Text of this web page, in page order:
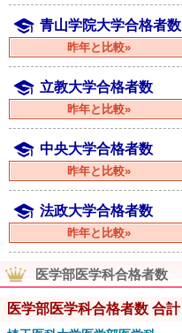
青山学院大学合格者数
昨年と比較»
立教大学合格者数
昨年と比較»
中央大学合格者数
昨年と比較»
法政大学合格者数
昨年と比較»
医学部医学科合格者数
医学部医学科合格者数 合計